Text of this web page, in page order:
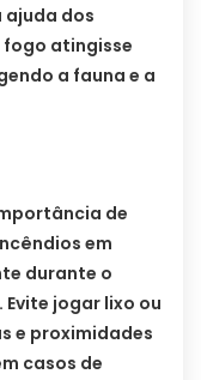
ajuda dos
fogo atingisse
a fauna e a
de
em
durante o
jogar lixo ou
e proximidades
casos de